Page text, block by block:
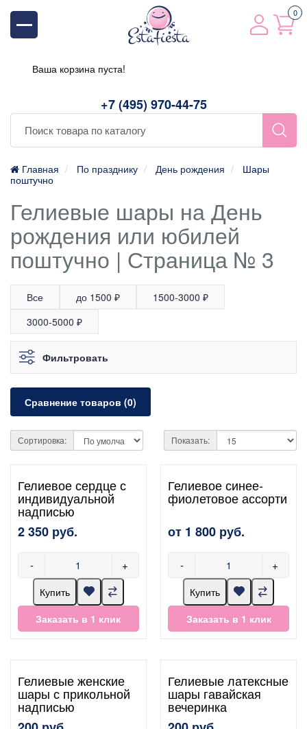
+7 (495) 970-44-75
0
Ваша корзина пуста!
Главная По празднику День рождения
Шары
поштучно
Гелиевые шары на День
рождения или юбилей
поштучно | Страница № 3
Все до 1500 ₽
1500-3000 ₽
3000-5000 ₽
Фильтровать
Сравнение товаров (0)
Сортировка: Показать:
Гелиевое сердце с
индивидуальной
надписью
2 350 руб.
- +
Купить
Заказать в 1 клик
Гелиевое синее-
фиолетовое ассорти
от 1 800 руб.
- +
Купить
Заказать в 1 клик
Гелиевые женские
шары с прикольной
надписью
Гелиевые латексные
шары гавайская
вечеринка